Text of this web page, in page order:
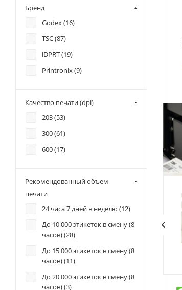
Бренд
Godex (16)
TSC (87)
iDPRT (19)
Printronix (9)
Качество печати (dpi)
203 (53)
300 (61)
600 (17)
Рекомендованный объем
печати
24 часа 7 дней в неделю (12)
До 10 000 этикеток в смену (8
часов) (28)
До 15 000 этикеток в смену (8
часов) (11)
До 20 000 этикеток в смену (8
часов) (3)